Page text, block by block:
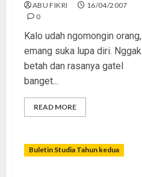
ABU FIKRI
16/04/2007
0
Kalo udah ngomongin orang,
emang suka lupa diri. Nggak
betah dan rasanya gatel
banget...
READ MORE
Buletin Studia Tahun kedua